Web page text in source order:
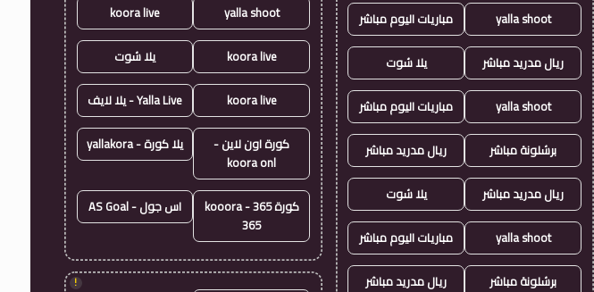
yalla shoot مباريات اليوم مباشر
ريال مدريد مباشر يلا شوت
yalla shoot مباريات اليوم مباشر
برشلونة مباشر ريال مدريد مباشر
ريال مدريد مباشر يلا شوت
yalla shoot مباريات اليوم مباشر
برشلونة مباشر ريال مدريد مباشر
yalla shoot
koora live
koora live يلا شوت
koora live Yalla Live - يلا لايف
كورة اون لاين -
koora onl
يلا كورة - yallakora
كورة 365 - kooora
365
اس جول - AS Goal
!